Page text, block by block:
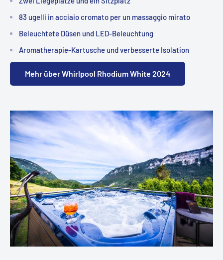
83 ugelli in acciaio cromato per un massaggio mirato
Beleuchtete Düsen und LED-Beleuchtung
Aromatherapie-Kartusche und verbesserte Isolation
Mehr über Whirlpool Rhodium White 2024